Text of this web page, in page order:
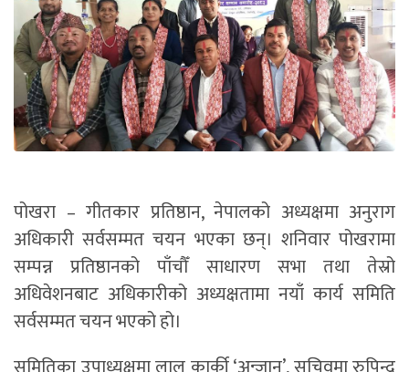
पोखरा – गीतकार प्रतिष्ठान, नेपालको अध्यक्षमा अनुराग
अधिकारी सर्वसम्मत चयन भएका छन्। शनिवार पोखरामा
सम्पन्न प्रतिष्ठानको पाँचौँ साधारण सभा तथा तेस्रो
अधिवेशनबाट अधिकारीको अध्यक्षतामा नयाँ कार्य समिति
सर्वसम्मत चयन भएको हो।